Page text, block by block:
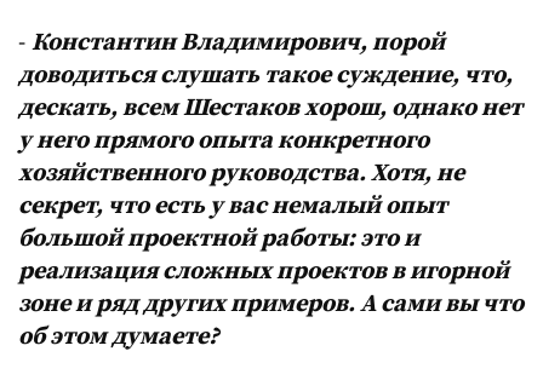
- Константин Владимирович, порой
доводиться слушать такое суждение, что,
дескать, всем Шестаков хорош, однако нет
у него прямого опыта конкретного
хозяйственного руководства. Хотя, не
секрет, что есть у вас немалый опыт
большой проектной работы: это и
реализация сложных проектов в игорной
зоне и ряд других примеров. А сами вы что
об этом думаете?